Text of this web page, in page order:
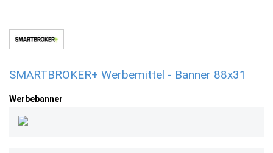
SMARTBROKER+ Werbemittel - Banner 88x31
Werbebanner